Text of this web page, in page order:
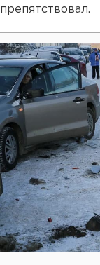
препятствовал.